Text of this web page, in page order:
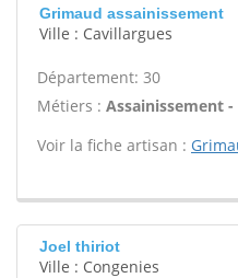
Grimaud assainissement
Ville : Cavillargues
Département: 30
Métiers : Assainissement -
Voir la fiche artisan :
Joel thiriot
Ville : Congenies